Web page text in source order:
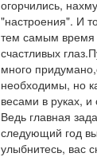
огорчились,
"настроения". И
тем самым время
счастливых
много
необходимы, но
весами в руках, и
Ведь главная
следующий год
улыбнитесь, вас